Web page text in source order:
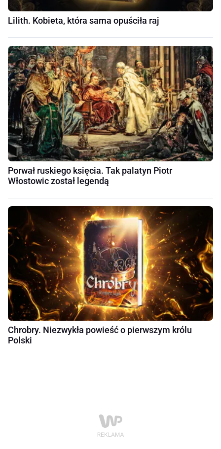
Lilith. Kobieta, która sama opuściła raj
Porwał ruskiego księcia. Tak palatyn Piotr
Włostowic został legendą
Chrobry. Niezwykła powieść o pierwszym królu
Polski